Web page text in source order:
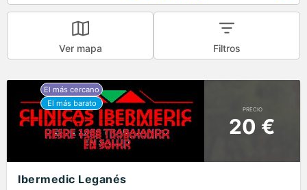
Ver mapa Filtros
PRECIO
20 €
Ibermedic Leganés